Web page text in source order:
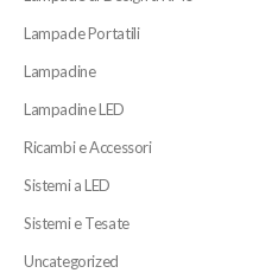
Lampade Portatili
Lampadine
Lampadine LED
Ricambi e Accessori
Sistemi a LED
Sistemi e Tesate
Uncategorized